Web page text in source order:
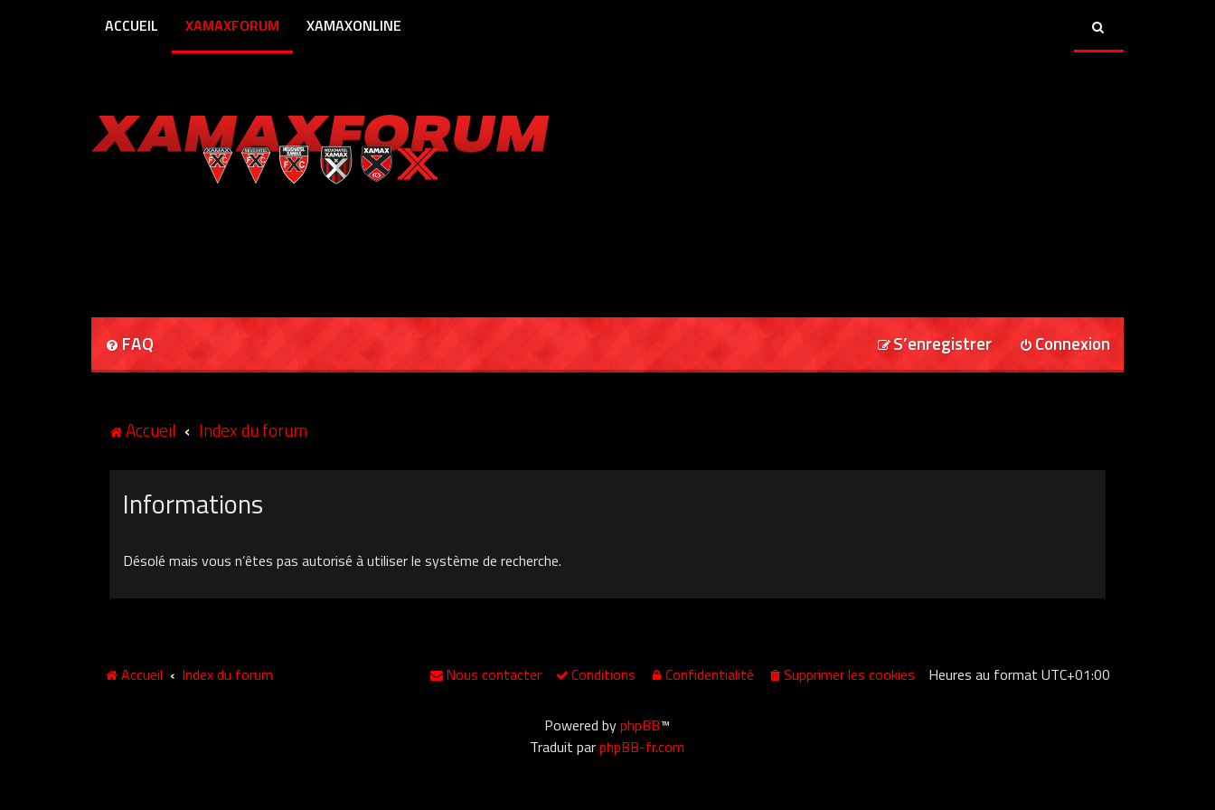
ACCUEIL XAMAXFORUM XAMAXONLINE
FAQ Connexion
S’enregistrer
Accueil Index du forum
Informations
Désolé mais vous n’êtes pas autorisé à utiliser le système de recherche.
Accueil Index du forum Heures au formatUTC+01:00
Supprimer les cookies
Confidentialité
Conditions
Nous contacter
Powered byphpBB™
Traduit parphpBB-fr.com